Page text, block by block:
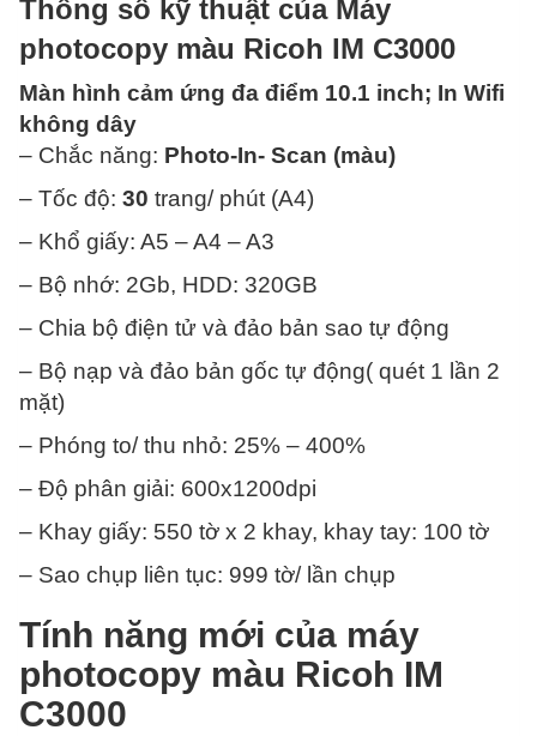
Thông số kỹ thuật của Máy
photocopy màu Ricoh IM C3000
Màn hình cảm ứng đa điểm 10.1 inch; In Wifi
không dây
– Chắc năng: Photo-In- Scan (màu)
– Tốc độ: 30 trang/ phút (A4)
– Khổ giấy: A5 – A4 – A3
– Bộ nhớ: 2Gb, HDD: 320GB
– Chia bộ điện tử và đảo bản sao tự động
– Bộ nạp và đảo bản gốc tự động( quét 1 lần 2
mặt)
– Phóng to/ thu nhỏ: 25% – 400%
– Độ phân giải: 600x1200dpi
– Khay giấy: 550 tờ x 2 khay, khay tay: 100 tờ
– Sao chụp liên tục: 999 tờ/ lần chụp
Tính năng mới của máy
photocopy màu Ricoh IM
C3000